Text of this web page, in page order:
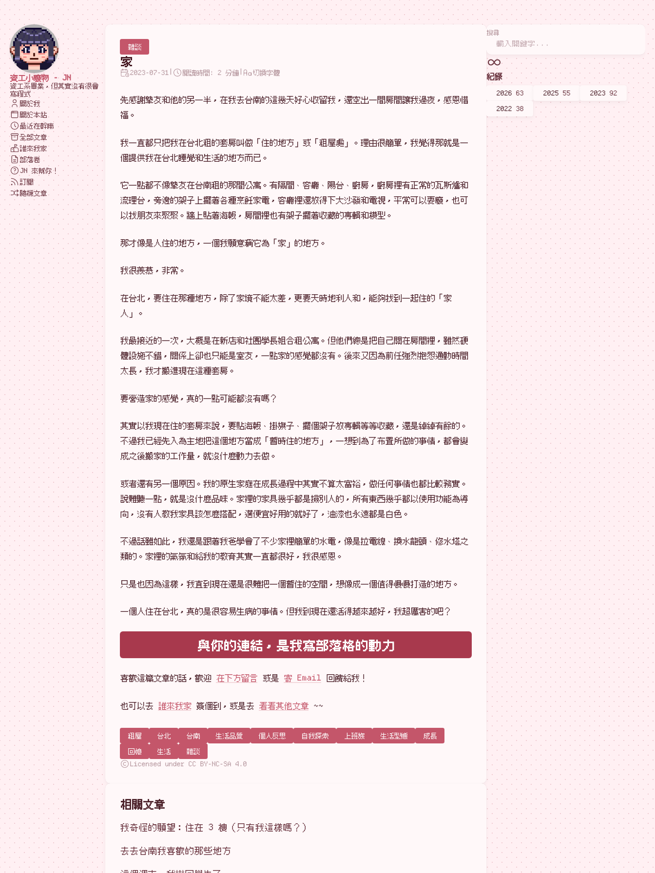
資工小廢物 - JN
資工系畢業，但其實沒有很會
寫程式
關於我
關於本站
最近在幹嘛
全部文章
誰來我家
部落卷
JN 來幫你！
訂閱
隨機文章
搜尋
紀錄
2026 63 2025 55 2023 92
2022 38
雜談
家
2023-07-31 | 閱讀時間: 2 分鐘| 切換字體
先感謝摯友和他的另一半，在我去台南的這幾天好心收留我，還空出一間房間讓我過夜，感恩惜
福。
我一直都只把我在台北租的套房叫做「住的地方」或「租屋處」。理由很簡單，我覺得那就是一
個提供我在台北睡覺和生活的地方而已。
它一點都不像摯友在台南租的那間公寓。有隔間、客廳、陽台、廚房，廚房裡有正常的瓦斯爐和
流理台，旁邊的架子上擺著各種烹飪家電，客廳裡還放得下大沙發和電視，平常可以耍廢，也可
以找朋友來聚聚。牆上貼著海報，房間裡也有架子擺著收藏的專輯和模型。
那才像是人住的地方，一個我願意稱它為「家」的地方。
我很羨慕，非常。
在台北，要住在那種地方，除了家境不能太差，更要天時地利人和，能夠找到一起住的「家
人」。
我最接近的一次，大概是在新店和社團學長姐合租公寓。但他們總是把自己關在房間裡，雖然硬
體設施不錯，關係上卻也只能是室友，一點家的感覺都沒有。後來又因為前任強烈抱怨通勤時間
太長，我才搬進現在這種套房。
要營造家的感覺，真的一點可能都沒有嗎？
其實以我現在住的套房來說，要貼海報、掛旗子、擺個架子放專輯等等收藏，還是綽綽有餘的。
不過我已經先入為主地把這個地方當成「暫時住的地方」，一想到為了布置所做的事情，都會變
成之後搬家的工作量，就沒什麼動力去做。
或者還有另一個原因。我的原生家庭在成長過程中其實不算太富裕，做任何事情也都比較務實。
說難聽一點，就是沒什麼品味。家裡的家具幾乎都是撿別人的，所有東西幾乎都以使用功能為導
向，沒有人教我家具該怎麼搭配，選便宜好用的就好了，油漆也永遠都是白色。
不過話雖如此，我還是跟著我爸學會了不少家裡簡單的水電，像是拉電線、換水龍頭、修水塔之
類的。家裡的氣氛和給我的教育其實一直都很好，我很感恩。
只是也因為這樣，我直到現在還是很難把一個暫住的空間，想像成一個值得慢慢打造的地方。
一個人住在台北，真的是很容易生病的事情。但我到現在還活得越來越好，我超厲害的吧？
與你的連結，是我寫部落格的動力
喜歡這篇文章的話，歡迎 在下方留言或是 寄 Email回饋給我！
也可以去 誰來我家簽個到，或是去 看看其他文章~~
租屋 台北 台南 生活品質 個人反思 自我探索 上班族 生活型態
成長
回憶
生活
雜談
Licensed under CC BY-NC-SA 4.0
相關文章
我奇怪的願望：住在 3 樓（只有我這樣嗎？）
去去台南我喜歡的那些地方